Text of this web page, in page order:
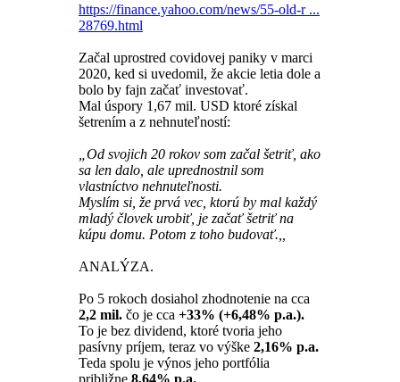
https://finance.yahoo.com/news/55-old-r ...
28769.html
Začal uprostred covidovej paniky v marci
2020, ked si uvedomil, že akcie letia dole a
bolo by fajn začať investovať.
Mal úspory 1,67 mil. USD ktoré získal
šetrením a z nehnuteľností:
„Od svojich 20 rokov som začal šetriť, ako
sa len dalo, ale uprednostnil som
vlastníctvo nehnuteľnosti.
Myslím si, že prvá vec, ktorú by mal každý
mladý človek urobiť, je začať šetriť na
kúpu domu. Potom z toho budovať.,,
ANALÝZA.
Po 5 rokoch dosiahol zhodnotenie na cca
2,2 mil. čo je cca +33% (+6,48% p.a.).
To je bez dividend, ktoré tvoria jeho
pasívny príjem, teraz vo výške 2,16% p.a.
Teda spolu je výnos jeho portfólia
približne 8,64% p.a.